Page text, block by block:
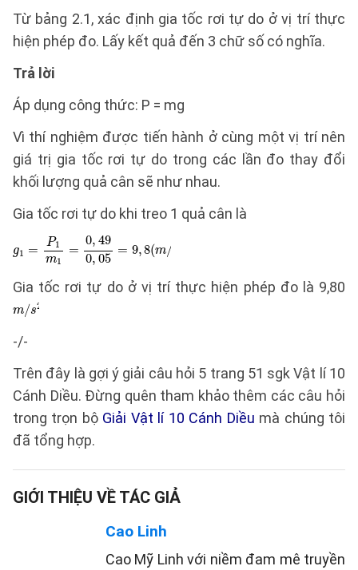
Từ bảng 2.1, xác định gia tốc rơi tự do ở vị trí thực
hiện phép đo. Lấy kết quả đến 3 chữ số có nghĩa.
Trả lời
Áp dụng công thức: P = mg
Vì thí nghiệm được tiến hành ở cùng một vị trí nên
giá trị gia tốc rơi tự do trong các lần đo thay đổi
khối lượng quả cân sẽ như nhau.
Gia tốc rơi tự do khi treo 1 quả cân là
Gia tốc rơi tự do ở vị trí thực hiện phép đo là 9,80
-/-
Trên đây là gợi ý giải câu hỏi 5 trang 51 sgk Vật lí 10
Cánh Diều. Đừng quên tham khảo thêm các câu hỏi
trong trọn bộ Giải Vật lí 10 Cánh Diều mà chúng tôi
đã tổng hợp.
GIỚI THIỆU VỀ TÁC GIẢ
Cao Linh
Cao Mỹ Linh với niềm đam mê truyền